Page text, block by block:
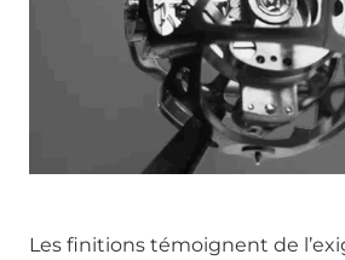
Les finitions témoignent de